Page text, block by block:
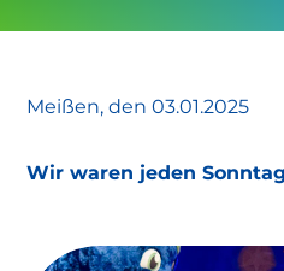
Warum diese Wartung
Meißen, den 03.01.2025
Wir waren jeden